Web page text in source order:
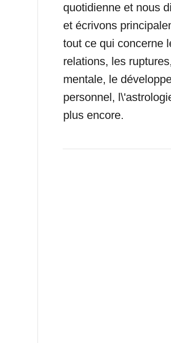
quotidienne et nous
et écrivons
tout ce qui concerne
relations, les
mentale, le
personnel,
plus encore.